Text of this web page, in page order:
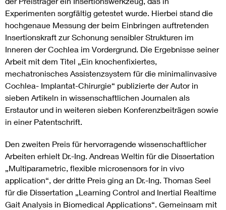
Experimenten sorgfältig getestet wurde. Hierbei stand die
hochgenaue Messung der beim Einbringen auftretenden
Insertionskraft zur Schonung sensibler Strukturen im
Inneren der Cochlea im Vordergrund. Die Ergebnisse seiner
Arbeit mit dem Titel „Ein knochenfixiertes,
mechatronisches Assistenzsystem für die minimalinvasive
Cochlea- Implantat-Chirurgie“ publizierte der Autor in
sieben Artikeln in wissenschaftlichen Journalen als
Erstautor und in weiteren sieben Konferenzbeiträgen sowie
in einer Patentschrift.
Den zweiten Preis für hervorragende wissenschaftlicher
Arbeiten erhielt Dr.-Ing. Andreas Weltin für die Dissertation
„Multiparametric, flexible microsensors for in vivo
application“, der dritte Preis ging an Dr.-Ing. Thomas Seel
für die Dissertation „Learning Control and Inertial Realtime
Gait Analysis in Biomedical Applications“. Gemeinsam mit